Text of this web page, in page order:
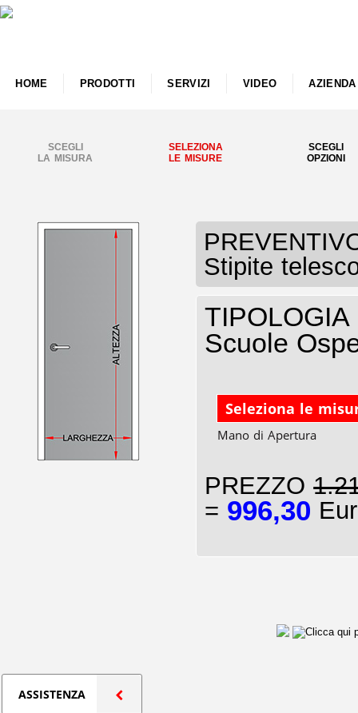
HOME PRODOTTI SERVIZI VIDEO AZIENDA
SCEGLI
LA MISURA
SELEZIONA
LE MISURE
SCEGLI
OPZIONI
Stipite
Scuole
Seleziona le
Mano di Apertura
PREZZO
= 996,30
ASSISTENZA